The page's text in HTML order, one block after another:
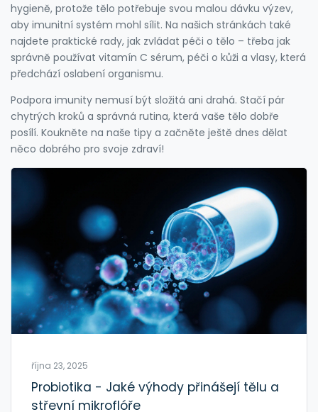
hygieně, protože tělo potřebuje svou malou dávku výzev,
aby imunitní systém mohl sílit. Na našich stránkách také
najdete praktické rady, jak zvládat péči o tělo – třeba jak
správně používat vitamín C sérum, péči o kůži a vlasy, která
předchází oslabení organismu.
Podpora imunity nemusí být složitá ani drahá. Stačí pár
chytrých kroků a správná rutina, která vaše tělo dobře
posílí. Koukněte na naše tipy a začněte ještě dnes dělat
něco dobrého pro svoje zdraví!
října 23, 2025
Probiotika - Jaké výhody přinášejí tělu a
střevní mikroflóře